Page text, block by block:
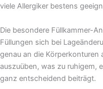
viele Allergiker bestens
Die besondere Füllkammer-
Füllungen sich bei
genau an die Körperkonturen
auszuüben, was zu ruhigem,
ganz entscheidend beiträgt.